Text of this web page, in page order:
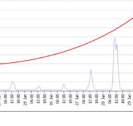
RICHTING EN INVALSHOEK
TWEEDEHANDS
VERGUNNING